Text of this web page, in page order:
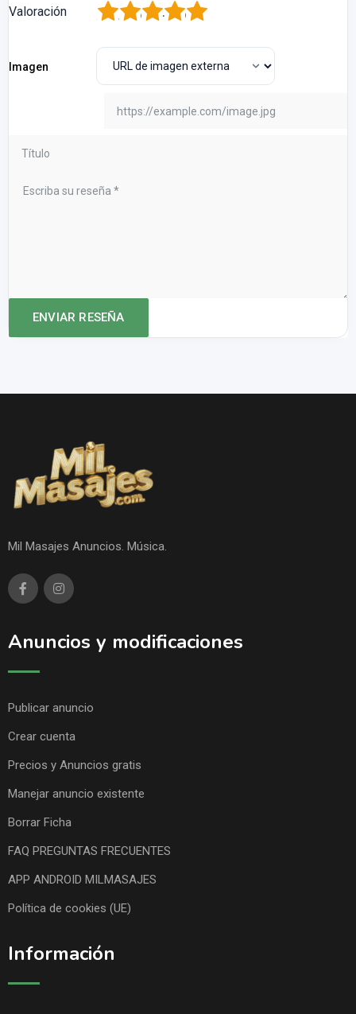
Valoración 5
4
3
2
Imagen
Mil Masajes Anuncios. Música.
Anuncios y modificaciones
Publicar anuncio
Crear cuenta
Precios y Anuncios gratis
Manejar anuncio existente
Borrar Ficha
FAQ PREGUNTAS FRECUENTES
APP ANDROID MILMASAJES
Política de cookies (UE)
Información